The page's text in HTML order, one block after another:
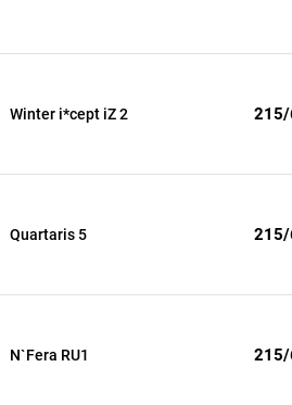
Winter i*cept iZ 2 215/
Quartaris 5 215/
N`Fera RU1 215/